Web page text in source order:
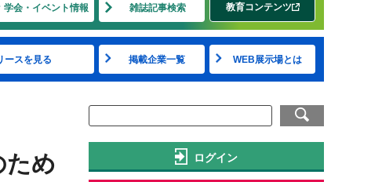
学会・イベント情報 雑誌記事検索 教育コンテンツ
ースを見る 掲載企業一覧 WEB展示場とは
ため
ログイン